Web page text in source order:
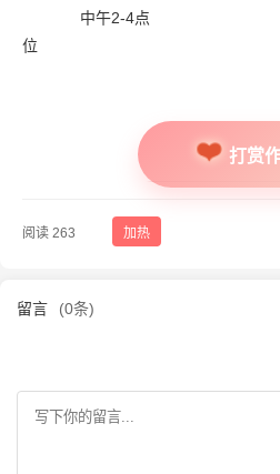
中午2-4点 广州
位
打赏
阅读 263 加热
留言 (0条)